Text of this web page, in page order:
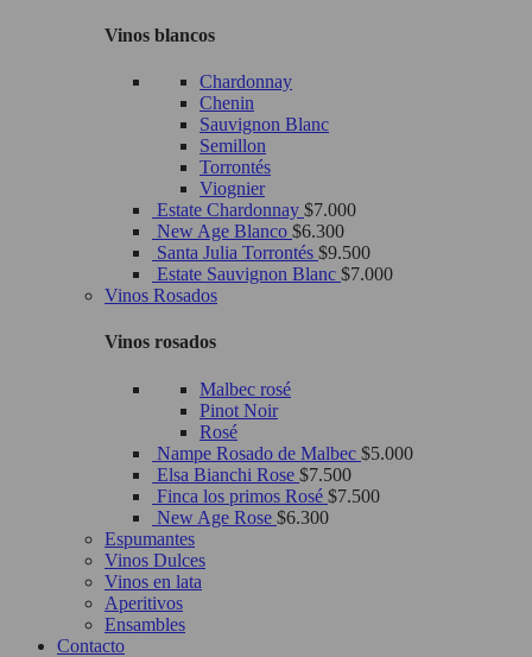
Vinos blancos
Chardonnay
Chenin
Sauvignon Blanc
Semillon
Torrontés
Viognier
Estate Chardonnay $7.000
New Age Blanco $6.300
Santa Julia Torrontés $9.500
Estate Sauvignon Blanc $7.000
Vinos Rosados
Vinos rosados
Malbec rosé
Pinot Noir
Rosé
Nampe Rosado de Malbec $5.000
Elsa Bianchi Rose $7.500
Finca los primos Rosé $7.500
New Age Rose $6.300
Espumantes
Vinos Dulces
Vinos en lata
Aperitivos
Ensambles
Contacto